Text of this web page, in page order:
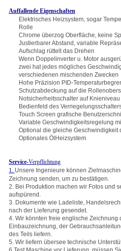
Auffallende Eigenschaften
Elektrisches Heizsystem, sogar
Rolle
Chrome überzog Oberfläche, keine
Justierbarer Abstand, variable
Aufschlag rüttelt das Drehen
Wenn Doppelinverter u. Motor
zwei hat jedes mögliches
verschiedenen mischenden Zwecken
Hohe Präzision PID-
Schutzabdeckung auf die
Notsicherheitsschalter auf Knieniveau
Bedienfeld des
Touch Screen grafische
Variable Geschwindigkeitsregelung
Optional die gleiche Geschwindigkeit
Optionales ÖlHeizsystem
Service-Verpflichtung
1. Unsere Ingenieure können
Zeichnung senden, um zu bestätigen.
2. Bei Produktion machen wir Fotos und
aufspürend.
3. Dokumente wie Ladeliste,
nach der Lieferung gesendet.
4. Wir könnten freie englische Zeichnung
Einbauzeichnung, der
des Teils liefern.
5. Wir liefern übersee technische